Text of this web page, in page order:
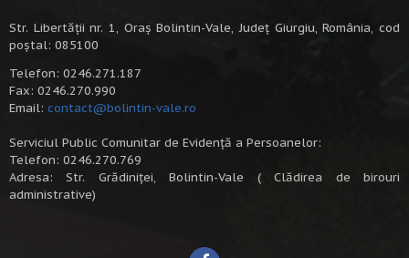
Str. Libertății nr. 1, Oraș Bolintin-Vale, Județ Giurgiu, România, cod
poștal: 085100
Telefon: 0246.271.187
Fax: 0246.270.990
Email: contact@bolintin-vale.ro
Serviciul Public Comunitar de Evidență a Persoanelor:
Telefon: 0246.270.769
Adresa: Str. Grădiniței, Bolintin-Vale ( Clădirea de birouri
administrative)